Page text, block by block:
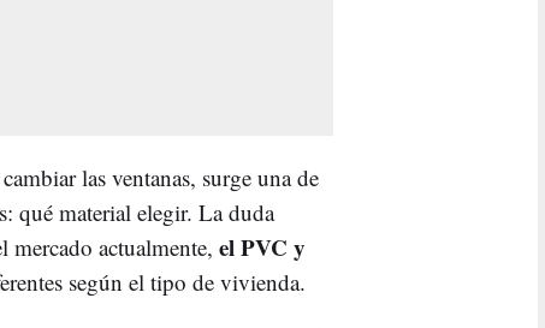
las ventanas, surge una de
qué material elegir. La duda
mercado actualmente, el PVC y
según el tipo de vivienda.